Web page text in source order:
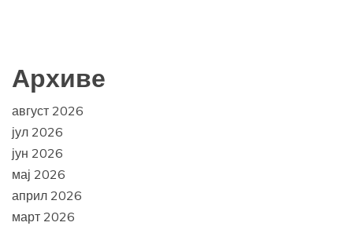
Архиве
август 2026
јул 2026
јун 2026
мај 2026
април 2026
март 2026